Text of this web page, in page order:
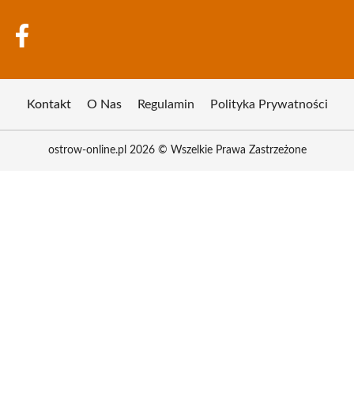
Kontakt O Nas Regulamin Polityka Prywatności
ostrow-online.pl 2026 © Wszelkie Prawa Zastrzeżone